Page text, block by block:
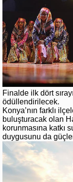
Finalde ilk dört
ödüllendirilecek.
Konya’nın farklı
buluşturacak olan
korunmasına katkı
duygusunu da